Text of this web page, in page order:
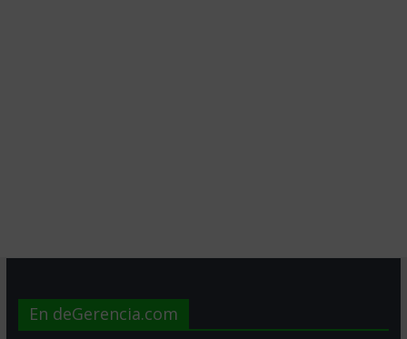
En deGerencia.com